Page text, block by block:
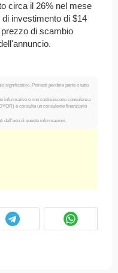
circa il 26% nel mese
investimento di $14
di scambio
significativo. Potresti perdere parte o tutto
informativo e non costituiscono consulenza
e consulta un consulente finanziario
dall'uso di queste informazioni.